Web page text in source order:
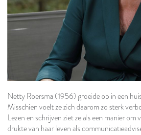
Netty Roersma (1956) groeide op in een
Misschien voelt ze zich daarom zo sterk
Lezen en schrijven ziet ze als een manier om
drukte van haar leven als